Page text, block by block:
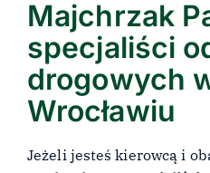
Majchrzak
specjaliści
drogowych
Wrocławiu
Jeżeli jesteś kierowcą i